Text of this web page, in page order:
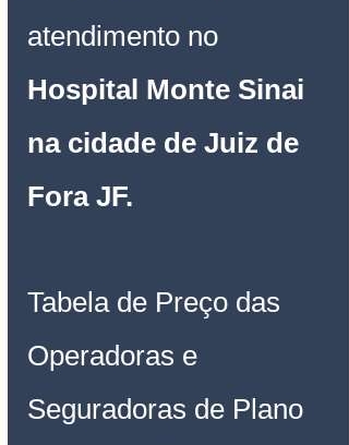
atendimento no
Hospital Monte Sinai
na cidade de Juiz de
Fora JF.
Tabela de Preço das
Operadoras e
Seguradoras de Plano